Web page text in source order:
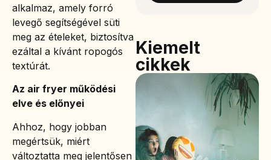
alkalmaz, amely forró
levegő segítségével süti
meg az ételeket, biztosítva
ezáltal a kívánt ropogós
textúrát.
Az air fryer működési
elve és előnyei
Ahhoz, hogy jobban
megértsük, miért
változtatta meg jelentősen
Kiemelt
cikkek